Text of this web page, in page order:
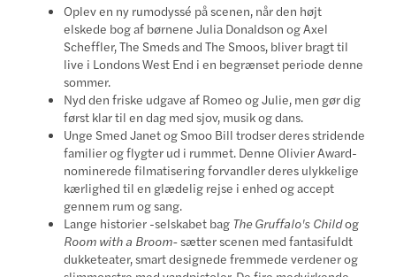
Oplev en ny rumodyssé på scenen, når den højt
elskede bog af børnene Julia Donaldson og Axel
Scheffler, The Smeds and The Smoos, bliver bragt til
live i Londons West End i en begrænset periode denne
sommer.
Nyd den friske udgave af Romeo og Julie, men gør dig
først klar til en dag med sjov, musik og dans.
Unge Smed Janet og Smoo Bill trodser deres stridende
familier og flygter ud i rummet. Denne Olivier Award-
nominerede filmatisering forvandler deres ulykkelige
kærlighed til en glædelig rejse i enhed og accept
gennem rum og sang.
Lange historier -selskabet bag The Gruffalo's Childog
Room with a Broom-sætter scenen med fantasifuldt
dukketeater, smart designede fremmede verdener og